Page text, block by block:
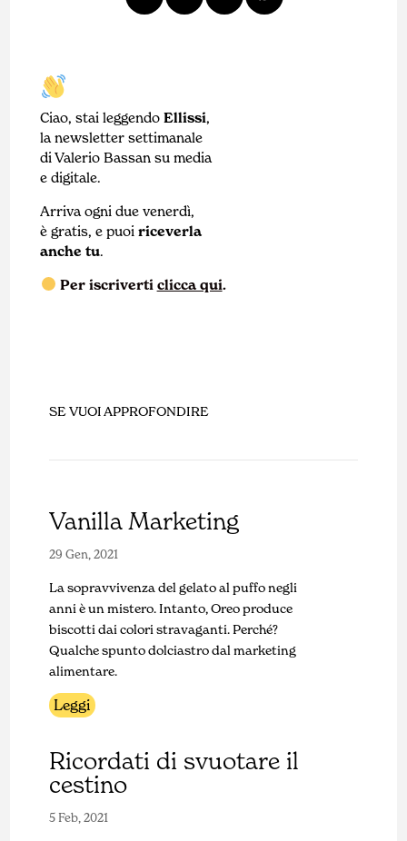
Ciao, stai leggendoEllissi,
la newsletter settimanale
di Valerio Bassan su media
e digitale.
Arriva ogni due venerdì,
è gratis, e puoiriceverla
anche tu.
Per iscriverti clicca qui.
SE VUOI APPROFONDIRE
Vanilla Marketing
29 Gen, 2021
La sopravvivenza del gelato al puffo negli
anni è un mistero. Intanto, Oreo produce
biscotti dai colori stravaganti. Perché?
Qualche spunto dolciastro dal marketing
alimentare.
Leggi
Ricordati di svuotare il
cestino
5 Feb, 2021